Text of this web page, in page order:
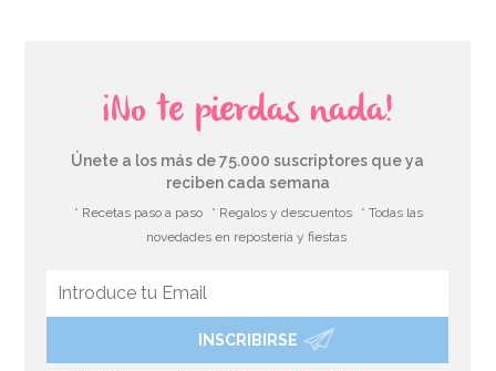
Bombona de Helio para Globos Maxi
¡No te pierdas nada!
Únete a los más de 75.000 suscriptores que ya
reciben cada semana
* Recetas paso a paso * Regalos y descuentos
* Todas las
novedades en repostería y fiestas
INSCRIBIRSE